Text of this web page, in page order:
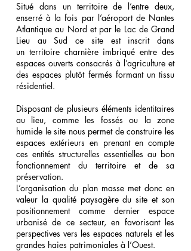
Situé dans un territoire de l’entre deux,
enserré à la fois par l’aéroport de Nantes
Atlantique au Nord et par le Lac de Grand
Lieu au Sud ce site est inscrit dans
un territoire charnière imbriqué entre des
espaces ouverts consacrés à l’agriculture et
des espaces plutôt fermés formant un tissu
résidentiel.
Disposant de plusieurs éléments identitaires
au lieu, comme les fossés ou la zone
humide le site nous permet de construire les
espaces extérieurs en prenant en compte
ces entités structurelles essentielles au bon
fonctionnement du territoire et de sa
préservation.
L’organisation du plan masse met donc en
valeur la qualité paysagère du site et son
positionnement comme dernier espace
urbanisé de ce secteur, en favorisant les
perspectives vers les espaces naturels et les
grandes haies patrimoniales à l’Ouest.